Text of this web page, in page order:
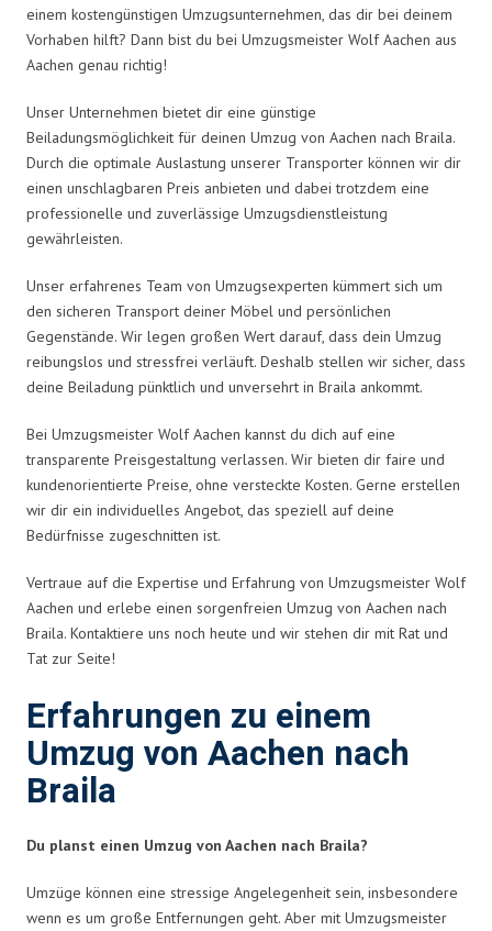
einem kostengünstigen Umzugsunternehmen, das dir bei deinem
Vorhaben hilft? Dann bist du bei Umzugsmeister Wolf Aachen aus
Aachen genau richtig!
Unser Unternehmen bietet dir eine günstige
Beiladungsmöglichkeit für deinen Umzug von Aachen nach Braila.
Durch die optimale Auslastung unserer Transporter können wir dir
einen unschlagbaren Preis anbieten und dabei trotzdem eine
professionelle und zuverlässige Umzugsdienstleistung
gewährleisten.
Unser erfahrenes Team von Umzugsexperten kümmert sich um
den sicheren Transport deiner Möbel und persönlichen
Gegenstände. Wir legen großen Wert darauf, dass dein Umzug
reibungslos und stressfrei verläuft. Deshalb stellen wir sicher, dass
deine Beiladung pünktlich und unversehrt in Braila ankommt.
Bei Umzugsmeister Wolf Aachen kannst du dich auf eine
transparente Preisgestaltung verlassen. Wir bieten dir faire und
kundenorientierte Preise, ohne versteckte Kosten. Gerne erstellen
wir dir ein individuelles Angebot, das speziell auf deine
Bedürfnisse zugeschnitten ist.
Vertraue auf die Expertise und Erfahrung von Umzugsmeister Wolf
Aachen und erlebe einen sorgenfreien Umzug von Aachen nach
Braila. Kontaktiere uns noch heute und wir stehen dir mit Rat und
Tat zur Seite!
Erfahrungen zu einem
Umzug von Aachen nach
Braila
Du planst einen Umzug von Aachen nach Braila?
Umzüge können eine stressige Angelegenheit sein, insbesondere
wenn es um große Entfernungen geht. Aber mit Umzugsmeister